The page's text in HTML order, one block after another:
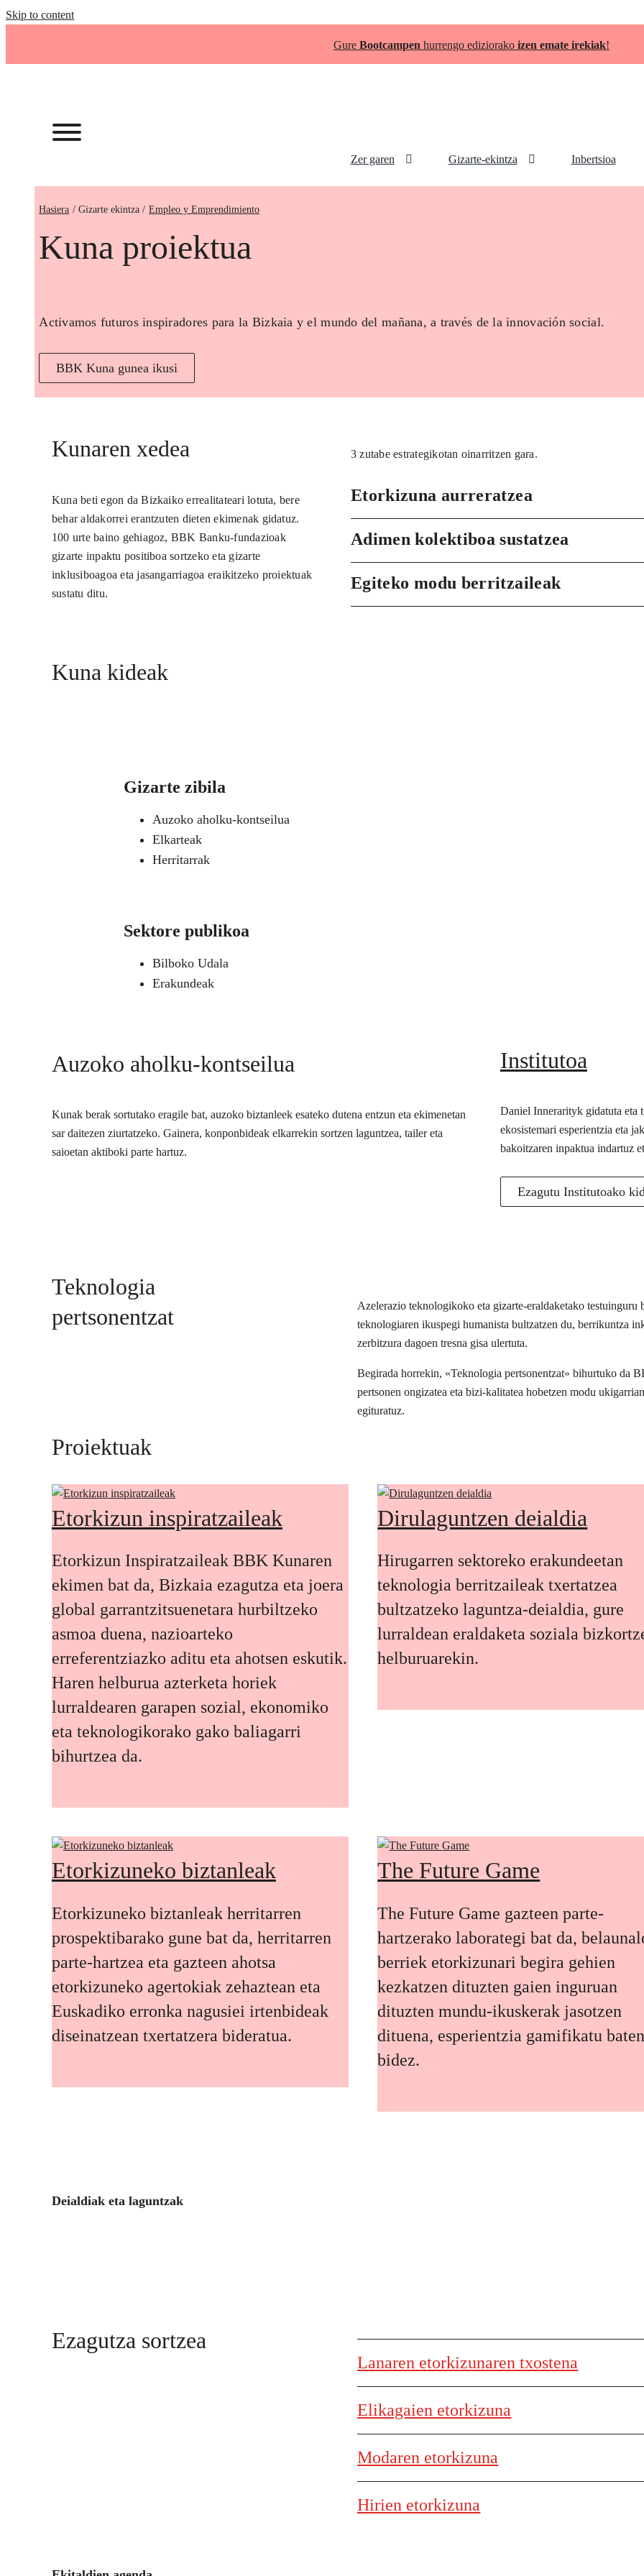
Skip to content
Gure Bootcampen hurrengo ediziorako izen emate irekiak!
Zer garen Gizarte-ekintza Inbertsioa
Hasiera Empleo y Emprendimiento
Kuna proiektua
Activamos futuros inspiradores para la Bizkaia y el mundo del mañana, a través de la innovación social.
BBK Kuna gunea ikusi
Kunaren xedea
Kuna beti egon da Bizkaiko errealitateari lotuta, bere
behar aldakorrei erantzuten dieten ekimenak gidatuz.
100 urte baino gehiagoz, BBK Banku-fundazioak
gizarte inpaktu positiboa sortzeko eta gizarte
inklusiboagoa eta jasangarriagoa eraikitzeko proiektuak
sustatu ditu.
3 zutabe estrategikotan oinarritzen gara.
Etorkizuna aurreratzea
Adimen kolektiboa sustatzea
Egiteko modu berritzaileak
Kuna kideak
Gizarte zibila
Auzoko aholku-kontseilua
Elkarteak
Herritarrak
Sektore publikoa
Bilboko Udala
Erakundeak
Auzoko aholku-kontseilua
Kunak berak sortutako eragile bat, auzoko biztanleek esateko dutena entzun eta ekimenetan
sar daitezen ziurtatzeko. Gainera, konponbideak elkarrekin sortzen laguntzea, tailer eta
saioetan aktiboki parte hartuz.
Institutoa
Daniel Innerarityk gidatuta eta
ekosistemari esperientzia eta
bakoitzaren inpaktua indartuz
Ezagutu Institutoako
Teknologia
pertsonentzat
Azelerazio teknologikoko eta gizarte-eraldaketako
teknologiaren ikuspegi humanista bultzatzen du, berrikuntza
zerbitzura dagoen tresna gisa ulertuta.
Begirada horrekin, «Teknologia pertsonentzat» bihurtuko da
pertsonen ongizatea eta bizi-kalitatea hobetzen modu
egituratuz.
Proiektuak
Etorkizun inspiratzaileak
Etorkizun Inspiratzaileak BBK Kunaren
ekimen bat da, Bizkaia ezagutza eta joera
global garrantzitsuenetara hurbiltzeko
asmoa duena, nazioarteko
erreferentziazko aditu eta ahotsen eskutik.
Haren helburua azterketa horiek
lurraldearen garapen sozial, ekonomiko
eta teknologikorako gako baliagarri
bihurtzea da.
Dirulaguntzen deialdia
Hirugarren sektoreko erakundeetan
teknologia berritzaileak txertatzea
bultzatzeko laguntza-deialdia, gure
lurraldean eraldaketa soziala
helburuarekin.
Etorkizuneko biztanleak
Etorkizuneko biztanleak herritarren
prospektibarako gune bat da, herritarren
parte-hartzea eta gazteen ahotsa
etorkizuneko agertokiak zehaztean eta
Euskadiko erronka nagusiei irtenbideak
diseinatzean txertatzera bideratua.
The Future Game
The Future Game gazteen parte-
hartzerako laborategi bat da,
berriek etorkizunari begira gehien
kezkatzen dituzten gaien inguruan
dituzten mundu-ikuskerak jasotzen
dituena, esperientzia gamifikatu
bidez.
Deialdiak eta laguntzak
Ezagutza sortzea
Lanaren etorkizunaren txostena
Elikagaien etorkizuna
Modaren etorkizuna
Hirien etorkizuna